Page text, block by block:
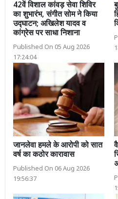
42वें विशाल कांवड़ सेवा शिविर
का शुभारंभ, संगीत सोम ने किया
उद्घाटन; अखिलेश यादव व
कांग्रेस पर साधा निशाना
Published On 05 Aug 2026
17:24:04
जानलेवा हमले के आरोपी को सात
वर्ष का कठोर कारावास
Published On 06 Aug 2026
19:56:37